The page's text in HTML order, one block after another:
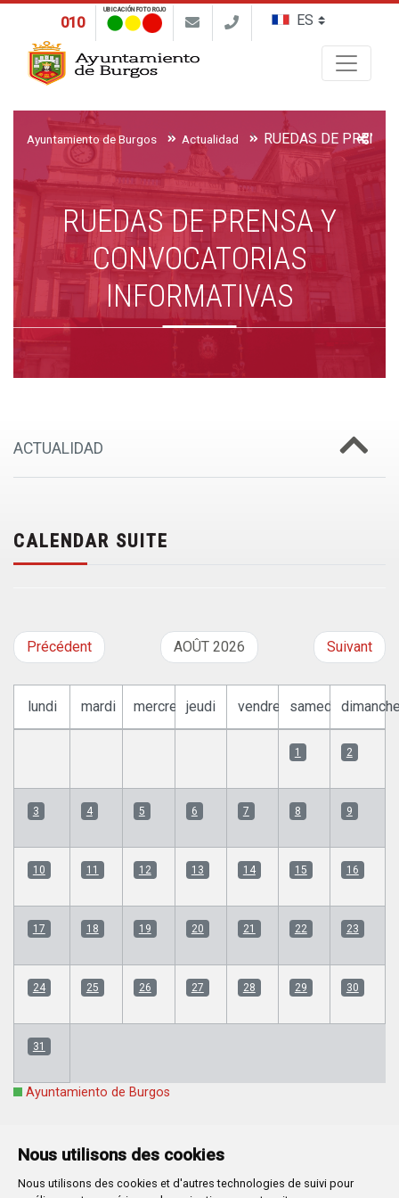
Nous utilisons des cookies
Nous utilisons des cookies et d'autres technologies de suivi pour
010
UBICACIÓN FOTO ROJO
Ayuntamiento de Burgos Actualidad
RUEDAS DE PRENSA Y
CONVOCATORIAS
INFORMATIVAS
ACTUALIDAD
CALENDAR SUITE
Précédent AOÛT 2026 Suivant
lundi mardi mercredijeudi vendredisamedi
1 2
3 4 5 6 7 8 9
10 11 12 13 14 15 16
17 18 19 20 21 22 23
24 25 26 27 28 29 30
31
Ayuntamiento de Burgos
Plaza Mayor 1- 09071BURGOS